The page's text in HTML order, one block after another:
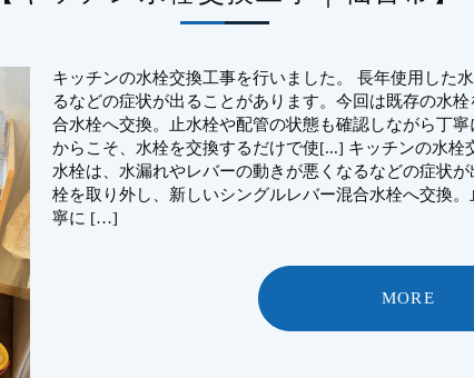
キッチンの水栓交換工事を行いました。 長年使用した
るなどの症状が出ることがあります。今回は既存の水
合水栓へ交換。止水栓や配管の状態も確認しながら丁
からこそ、水栓を交換するだけで使[...] キッチンの水
水栓は、水漏れやレバーの動きが悪くなるなどの症状
栓を取り外し、新しいシングルレバー混合水栓へ交換
寧に […]
MORE